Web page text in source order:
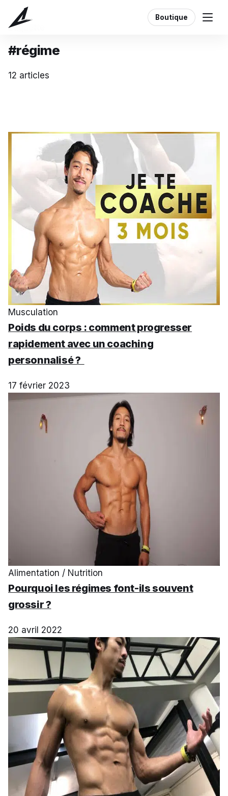
Boutique
Étiquette
#régime
12 articles
Musculation
Poids du corps : comment progresser
rapidement avec un coaching
personnalisé ?
17 février 2023
Alimentation / Nutrition
Pourquoi les régimes font-ils souvent
grossir ?
20 avril 2022